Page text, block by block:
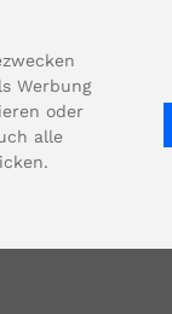
LÖSUNGEN
Werbung
oder
alle